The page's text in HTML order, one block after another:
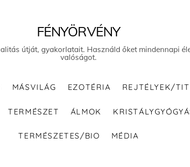
FÉNYÖRVÉNY
útját, gyakorlatait. Használd őket mindennapi
valóságot.
MÁSVILÁG EZOTÉRIA REJTÉLYEK/
TERMÉSZET ÁLMOK
TERMÉSZETES/BIO MÉDIA